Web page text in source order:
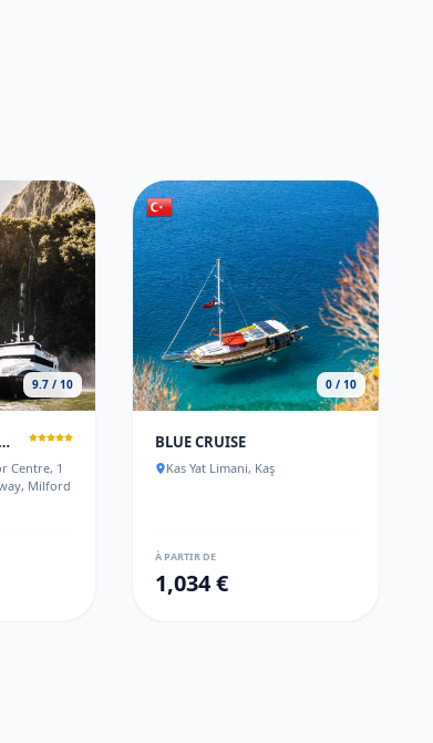
9.7 / 10
CRUISE - FIORDLAND DISCOVERY
Centre, 1
Milford
0 / 10
BLUE CRUISE
Kas Yat Limani, Kaş
À PARTIR DE
1,034 €